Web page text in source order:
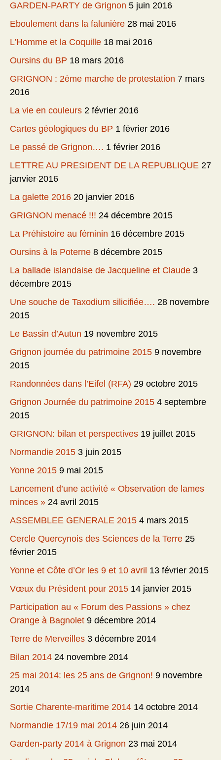
GARDEN-PARTY de Grignon 5 juin 2016
Eboulement dans la falunière 28 mai 2016
L’Homme et la Coquille 18 mai 2016
Oursins du BP 18 mars 2016
GRIGNON : 2ème marche de protestation 7 mars
2016
La vie en couleurs 2 février 2016
Cartes géologiques du BP 1 février 2016
Le passé de Grignon…. 1 février 2016
LETTRE AU PRESIDENT DE LA REPUBLIQUE 27
janvier 2016
La galette 2016 20 janvier 2016
GRIGNON menacé !!! 24 décembre 2015
La Préhistoire au féminin 16 décembre 2015
Oursins à la Poterne 8 décembre 2015
La ballade islandaise de Jacqueline et Claude 3
décembre 2015
Une souche de Taxodium silicifiée…. 28 novembre
2015
Le Bassin d’Autun 19 novembre 2015
Grignon journée du patrimoine 2015 9 novembre
2015
Randonnées dans l’Eifel (RFA) 29 octobre 2015
Grignon Journée du patrimoine 2015 4 septembre
2015
GRIGNON: bilan et perspectives 19 juillet 2015
Normandie 2015 3 juin 2015
Yonne 2015 9 mai 2015
Lancement d’une activité « Observation de lames
minces » 24 avril 2015
ASSEMBLEE GENERALE 2015 4 mars 2015
Cercle Quercynois des Sciences de la Terre 25
février 2015
Yonne et Côte d’Or les 9 et 10 avril 13 février 2015
Vœux du Président pour 2015 14 janvier 2015
Participation au « Forum des Passions » chez
Orange à Bagnolet 9 décembre 2014
Terre de Merveilles 3 décembre 2014
Bilan 2014 24 novembre 2014
25 mai 2014: les 25 ans de Grignon! 9 novembre
2014
Sortie Charente-maritime 2014 14 octobre 2014
Normandie 17/19 mai 2014 26 juin 2014
Garden-party 2014 à Grignon 23 mai 2014